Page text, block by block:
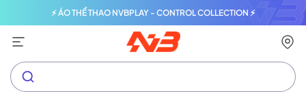
⚡ ÁO THỂ THAO NVBPLAY - CONTROL COLLECTION ⚡